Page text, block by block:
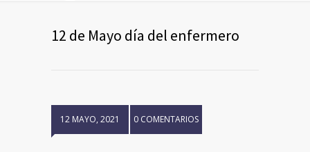
12 de Mayo día del enfermero
12 MAYO, 2021 0 COMENTARIOS